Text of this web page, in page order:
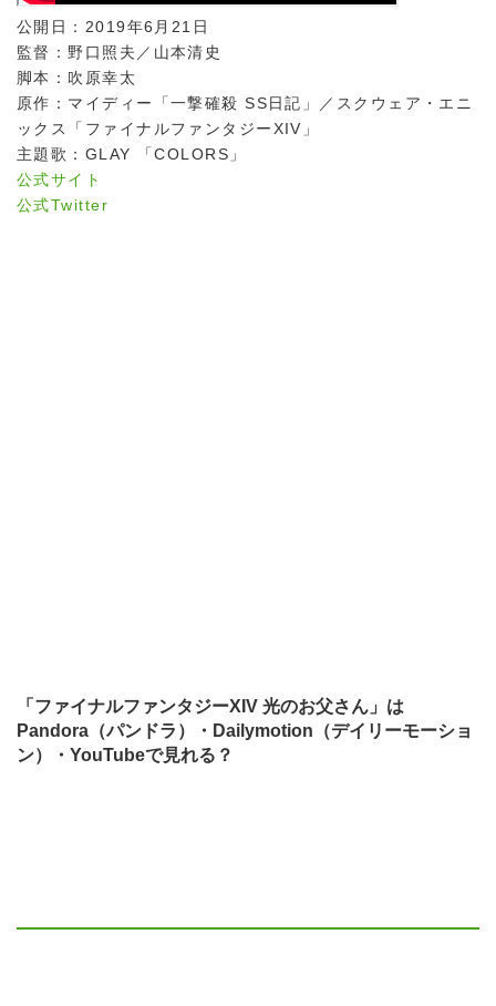
公開日：2019年6月21日
監督：野口照夫／山本清史
脚本：吹原幸太
原作：マイディー「一撃確殺 SS日記」／スクウェア・エニ
ックス「ファイナルファンタジーXIV」
主題歌：GLAY 「COLORS」
公式サイト
公式Twitter
「ファイナルファンタジーXIV 光のお父さん」は
Pandora（パンドラ）・Dailymotion（デイリーモーショ
ン）・YouTubeで見れる？